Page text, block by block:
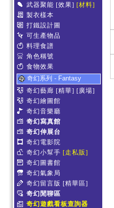
武器聚能 [效果] [材料]
製衣樣本
打鐵設計圖
可生產物品
料理食譜
角色稱號
食物效果
奇幻系列 - Fantasy
奇幻藝廊 [精華] [廣場]
奇幻繪圖館
奇幻音樂廳
奇幻寫真館
奇幻伸展台
奇幻電影院
奇幻小幫手 [走私販]
奇幻圖書館
奇幻氣象局
奇幻留言版 [精華區]
奇幻閒聊區
奇幻遊戲看板查詢器